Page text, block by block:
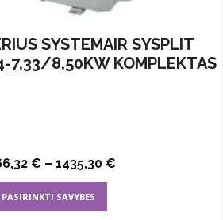
SYSTEMAIR SYSPLIT
8,50KW KOMPLEKTAS
€ – 1435,30 €
PASIRINKTI SAVYBES
product